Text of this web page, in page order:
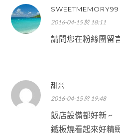
SWEETMEMORY99
2016-04-15 於 18:11
請問您在粉絲團留
甜米
2016-04-15 於 19:48
飯店設備都好新 ~
鐵板燒看起來好精